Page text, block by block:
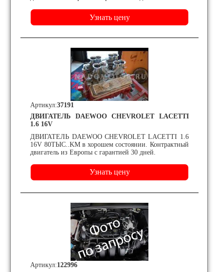
ДВИГАТЕЛЬ DAEWOO CHEVROLET LACETTI
1.6 16V
ДВИГАТЕЛЬ DAEWOO CHEVROLET LACETTI 1.6
16V 80ТЫС..KM в хорошем состоянии. Контрактный
двигатель из Европы с гарантией 30 дней.
Артикул:37191
Артикул:122996